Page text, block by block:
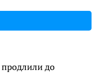
до